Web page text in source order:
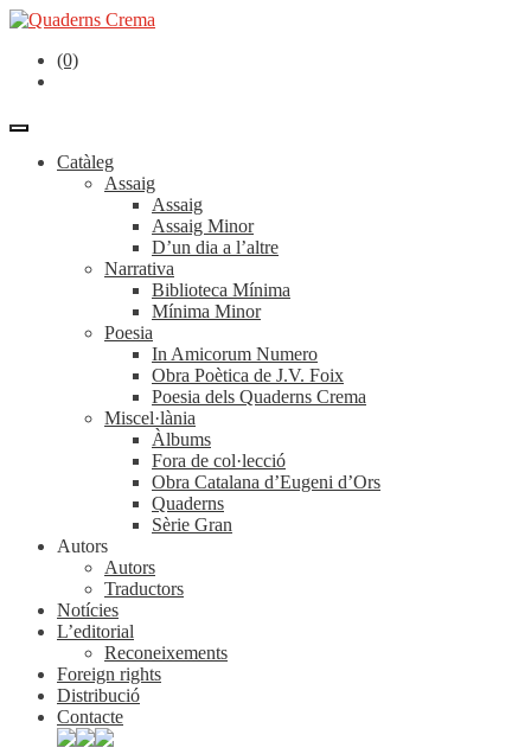
(0)
Catàleg
Assaig
Assaig
Assaig Minor
D’un dia a l’altre
Narrativa
Biblioteca Mínima
Mínima Minor
Poesia
In Amicorum Numero
Obra Poètica de J.V. Foix
Poesia dels Quaderns Crema
Miscel·lània
Àlbums
Fora de col·lecció
Obra Catalana d’Eugeni d’Ors
Quaderns
Sèrie Gran
Autors
Autors
Traductors
Notícies
L’editorial
Reconeixements
Foreign rights
Distribució
Contacte